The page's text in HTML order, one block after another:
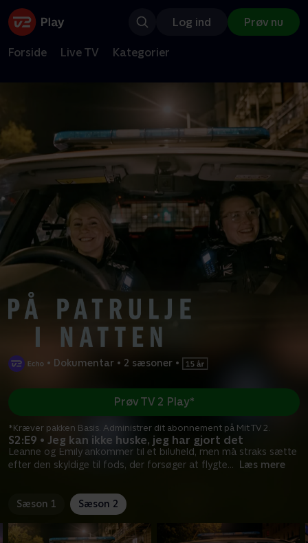
Log ind Prøv nu
Forside Live TV Kategorier
• Dokumentar • 2 sæsoner •
S2:E9 • Jeg kan ikke huske, jeg har gjort det
Leanne og Emily ankommer til et biluheld, men må straks sætte
efter den skyldige til fods, der forsøger at flygte... Læs mere
Prøv TV 2 Play*
*Kræver pakken Basis. Administrer dit abonnement på Mit TV 2.
Sæson 1 Sæson 2